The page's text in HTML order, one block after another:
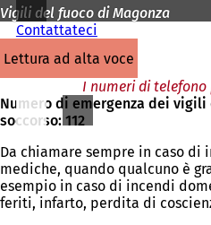
Vigili del fuoco di Magonza
Contattateci
lettura ad alta voce
I numeri di telefono
Numero di emergenza dei
soccorso: 112
Da chiamare sempre in caso di
mediche, quando qualcuno è
esempio in caso di incendi
feriti, infarto, perdita di